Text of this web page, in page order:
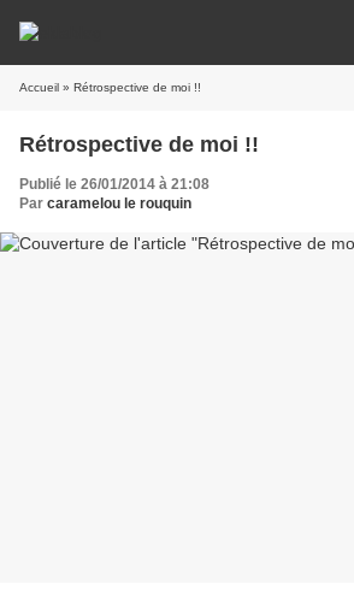
Accueil » Rétrospective de moi !!
Rétrospective de moi !!
Publié le 26/01/2014 à 21:08
Par caramelou le rouquin